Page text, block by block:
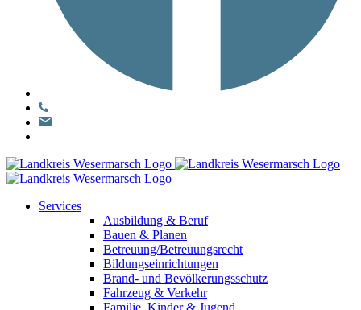
Services
Ausbildung & Beruf
Bauen & Planen
Betreuung/Betreuungsrecht
Bildungseinrichtungen
Brand- und Bevölkerungsschutz
Fahrzeug & Verkehr
Familie, Kinder & Jugend